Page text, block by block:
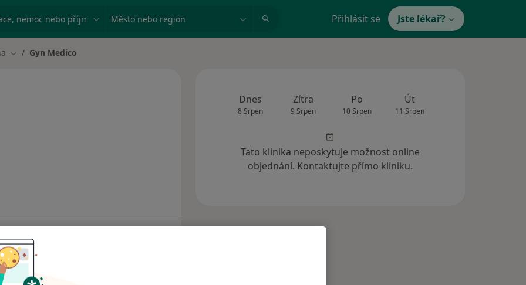
nemoc nebo příjmení Město nebo region Přihlásit se Jste lékař?
Změna města
Gyn Medico
Adresy
Dnes
8 Srpen
Zítra
9 Srpen
Po
10 Srpen
Út
11 Srpen
Tato klinika neposkytuje možnost online
objednání. Kontaktujte přímo kliniku.